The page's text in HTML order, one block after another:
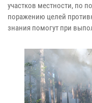
участков местности, по
поражению целей
знания помогут при